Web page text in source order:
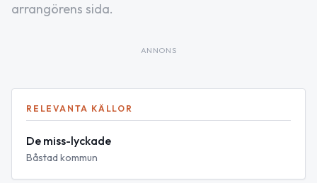
arrangörens sida.
ANNONS
RELEVANTA KÄLLOR
De miss-lyckade
Båstad kommun